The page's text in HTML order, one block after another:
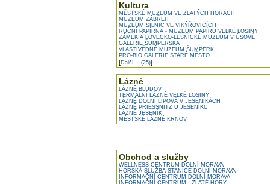
Kultura
MĚSTSKÉ MUZEUM VE ZLATÝCH HORÁCH
MUZEUM ZÁBŘEH
MUZEUM SILNIC VE VIKÝŘOVICÍCH
RUČNÍ PAPÍRNA - MUZEUM PAPÍRU VELKÉ LOSINY
ZÁMEK A LOVECKO-LESNICKÉ MUZEUM V ÚSOVĚ
GALERIE ŠUMPERSKA
VLASTIVĚDNÉ MUZEUM ŠUMPERK
PRO-BIO GALERIE STARÉ MĚSTO
[Další... (25)]
Lázně
LÁZNĚ BLUDOV
TERMÁLNÍ LÁZNĚ VELKÉ LOSINY
LÁZNĚ DOLNÍ LIPOVÁ V JESENÍKÁCH
LÁZNĚ PRIESSNITZ U JESENÍKU
LÁZNĚ JESENÍK
MĚSTSKÉ LÁZNĚ KRNOV
Obchod a služby
WELLNESS CENTRUM DOLNÍ MORAVA
HORSKÁ SLUŽBA STANICE DOLNÍ MORAVA
INFORMAČNÍ CENTRUM DOLNÍ MORAVA
INFORMAČNÍ CENTRUM - ZLATÉ HORY